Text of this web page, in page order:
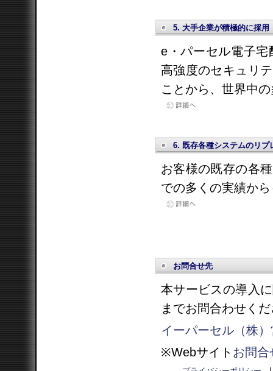
5. 大手企業が積極的に採用
e・パーセル電子
高強度のセキュリ
ことから、世界中
6. 既存各種システムのリプ
お客様の既存の各
での多くの実績か
お問合せ先
本サービスの導入
までお問合わせく
イーパーセル（株
※Webサイト お問